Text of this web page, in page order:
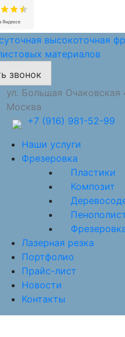
высокоточная
материалов
звонок
ул. Большая Очаковская
Москва
+7 (916) 981-52-99
Наши услуги
Фрезеровка
Пластики
Композит
Лазерная резка
Портфолио
Прайс-лист
Новости
Контакты